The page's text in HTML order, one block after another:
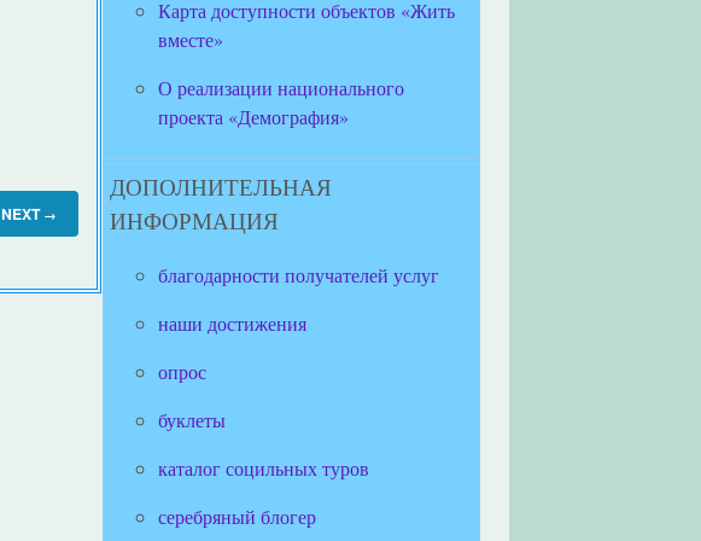
NEXT →
Карта доступности объектов «Жить
вместе»
О реализации национального
проекта «Демография»
ДОПОЛНИТЕЛЬНАЯ
ИНФОРМАЦИЯ
благодарности получателей услуг
наши достижения
опрос
буклеты
каталог социльных туров
серебряный блогер